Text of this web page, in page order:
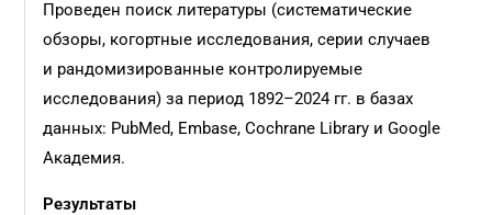
Проведен поиск литературы (систематические
обзоры, когортные исследования, серии случаев
и рандомизированные контролируемые
исследования) за период 1892–2024 гг. в базах
данных: PubMed, Embase, Cochrane Library и Google
Академия.
Результаты